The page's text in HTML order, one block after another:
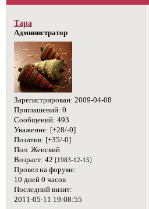
Тара
Администратор
Зарегистрирован: 2009-04-08
Приглашений: 0
Сообщений: 493
Уважение: [+28/-0]
Позитив: [+35/-0]
Пол: Женский
Возраст: 42 [1983-12-15]
Провел на форуме:
10 дней 0 часов
Последний визит:
2011-05-11 19:08:55